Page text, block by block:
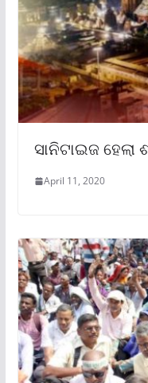
ସାନିଟାଇଜ ହେଲା
April 11, 2020